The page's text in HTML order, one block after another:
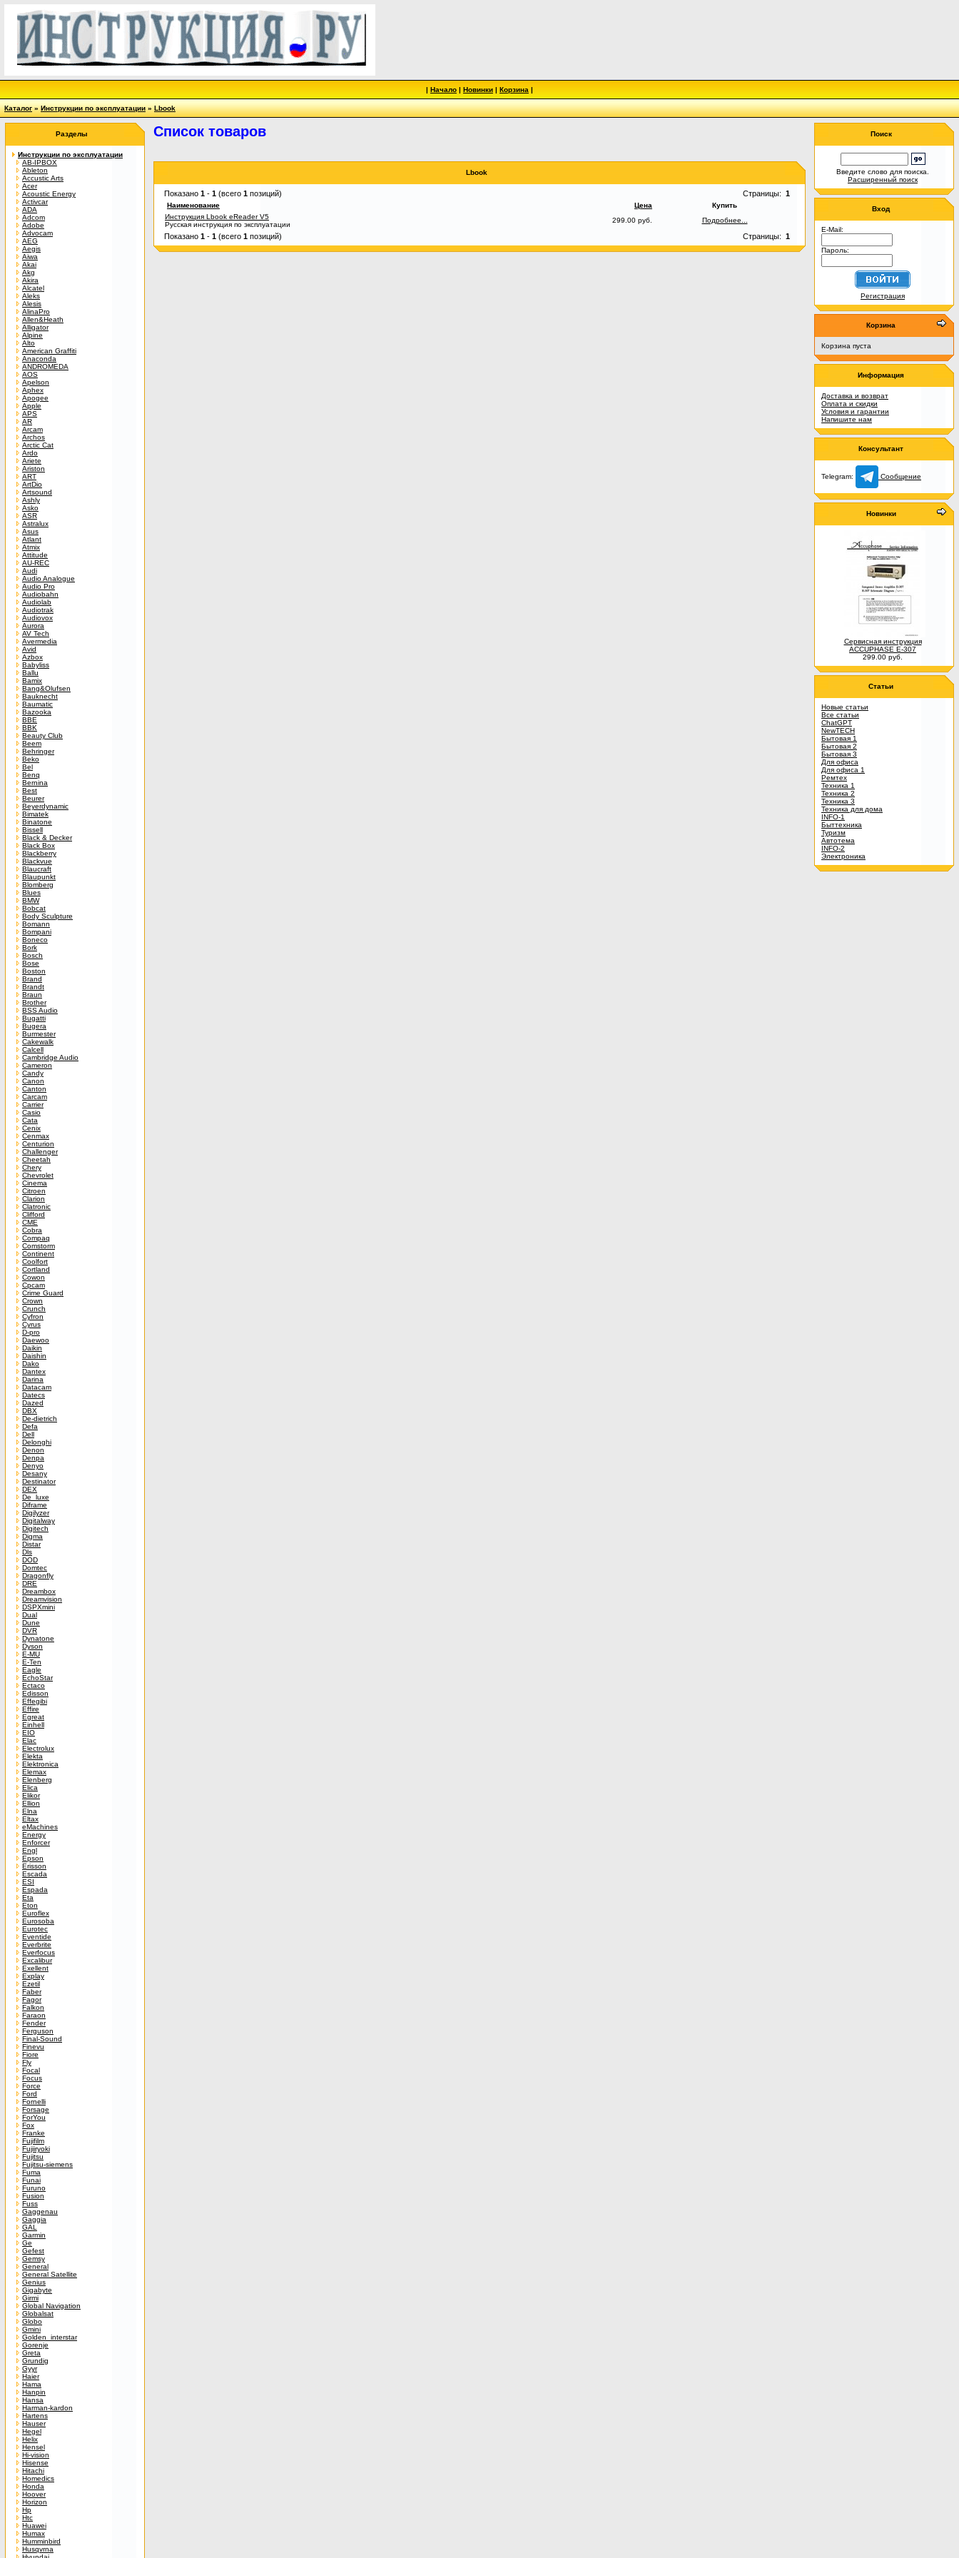
| Начало | Новинки | Корзина |
Каталог»Инструкции по эксплуатации»Lbook
Разделы
Инструкции по эксплуатации
AB-IPBOX
Ableton
Accustic Arts
Acer
Acoustic Energy
Activcar
ADA
Adcom
Adobe
Advocam
AEG
Aegis
Aiwa
Akai
Akg
Akira
Alcatel
Aleks
Alesis
AlinaPro
Allen&Heath
Alligator
Alpine
Alto
American Graffiti
Anaconda
ANDROMEDA
AOS
Apelson
Aphex
Apogee
Apple
APS
AR
Arcam
Archos
Arctic Cat
Ardo
Ariete
Ariston
ART
ArtDio
Artsound
Ashly
Asko
ASR
Astralux
Asus
Atlant
Atmix
Attitude
AU-REC
Audi
Audio Analogue
Audio Pro
Audiobahn
Audiolab
Audiotrak
Audiovox
Aurora
AV Tech
Avermedia
Avid
Azbox
Babyliss
Ballu
Bamix
Bang&Olufsen
Bauknecht
Baumatic
Bazooka
BBE
BBK
Beauty Club
Beem
Behringer
Beko
Bel
Benq
Bernina
Best
Beurer
Beyerdynamic
Bimatek
Binatone
Bissell
Black & Decker
Black Box
Blackberry
Blackvue
Blaucraft
Blaupunkt
Blomberg
Blues
BMW
Bobcat
Body Sculpture
Bomann
Bompani
Boneco
Bork
Bosch
Bose
Boston
Brand
Brandt
Braun
Brother
BSS Audio
Bugatti
Bugera
Burmester
Cakewalk
Calcell
Cambridge Audio
Cameron
Candy
Canon
Canton
Carcam
Carrier
Casio
Cata
Cenix
Cenmax
Centurion
Challenger
Cheetah
Chery
Chevrolet
Cinema
Citroen
Clarion
Clatronic
Clifford
CME
Cobra
Compaq
Comstorm
Continent
Coolfort
Cortland
Cowon
Cpcam
Crime Guard
Crown
Crunch
Cyfron
Cyrus
D-pro
Daewoo
Daikin
Daishin
Dako
Dantex
Darina
Datacam
Datecs
Dazed
DBX
De-dietrich
Defa
Dell
Delonghi
Denon
Denpa
Denyo
Desany
Destinator
DEX
De_luxe
Diframe
Digilyzer
Digitalway
Digitech
Digma
Distar
Dls
DOD
Domtec
Dragonfly
DRE
Dreambox
Dreamvision
DSPXmini
Dual
Dune
DVR
Dynatone
Dyson
E-MU
E-Ten
Eagle
EchoStar
Ectaco
Edisson
Effegibi
Effire
Egreat
Einhell
EIO
Elac
Electrolux
Elekta
Elektronica
Elemax
Elenberg
Elica
Elikor
Ellion
Elna
Eltax
eMachines
Energy
Enforcer
Engl
Epson
Erisson
Escada
ESI
Espada
Eta
Eton
Euroflex
Eurosoba
Eurotec
Eventide
Everbrite
Everfocus
Excalibur
Exellent
Explay
Ezetil
Faber
Fagor
Falkon
Faraon
Fender
Ferguson
Final-Sound
Finevu
Fiore
Fly
Focal
Focus
Force
Ford
Fornelli
Forsage
ForYou
Fox
Franke
Fujifilm
Fujiiryoki
Fujitsu
Fujitsu-siemens
Fuma
Funai
Furuno
Fusion
Fuss
Gaggenau
Gaggia
GAL
Garmin
Ge
Gefest
Gemsy
General
General Satellite
Genius
Gigabyte
Girmi
Global Navigation
Globalsat
Globo
Gmini
Golden_interstar
Gorenje
Greta
Grundig
Gyyr
Haier
Hama
Hanpin
Hansa
Harman-kardon
Hartens
Hauser
Hegel
Helix
Hensel
Hi-vision
Hisense
Hitachi
Homedics
Honda
Hoover
Horizon
Hp
Htc
Huawei
Humax
Humminbird
Husqvrna
Список товаров
Lbook
Показано 1 - 1 (всего 1 позиций) Страницы: 1
Наименование Цена
Купить
Инструкция Lbook eReader V5
Русская инструкция по эксплуатации
299.00 руб. Подробнее...
Показано 1 - 1 (всего 1 позиций) Страницы: 1
Поиск
Введите слово для поиска.
Расширенный поиск
Вход
E-Mail:
Пароль:
Регистрация
Корзина
Корзина пуста
Информация
Доставка и возврат
Оплата и скидки
Условия и гарантии
Напишите нам
Консультант
Telegram: Сообщение
Новинки
Сервисная инструкция
ACCUPHASE E-307
299.00 руб.
Статьи
Новые статьи
Все статьи
ChatGPT
NewTECH
Бытовая 1
Бытовая 2
Бытовая 3
Для офиса
Для офиса 1
Ремтех
Техника 1
Техника 2
Техника 3
Техника для дома
INFO-1
Быттехника
Туризм
Автотема
INFO-2
Электроника